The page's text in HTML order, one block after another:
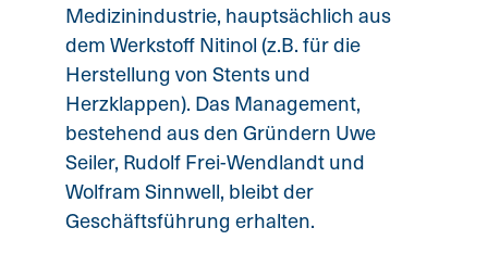
Medizinindustrie, hauptsächlich aus
dem Werkstoff Nitinol (z.B. für die
Herstellung von Stents und
Herzklappen). Das Management,
bestehend aus den Gründern Uwe
Seiler, Rudolf Frei-Wendlandt und
Wolfram Sinnwell, bleibt der
Geschäftsführung erhalten.